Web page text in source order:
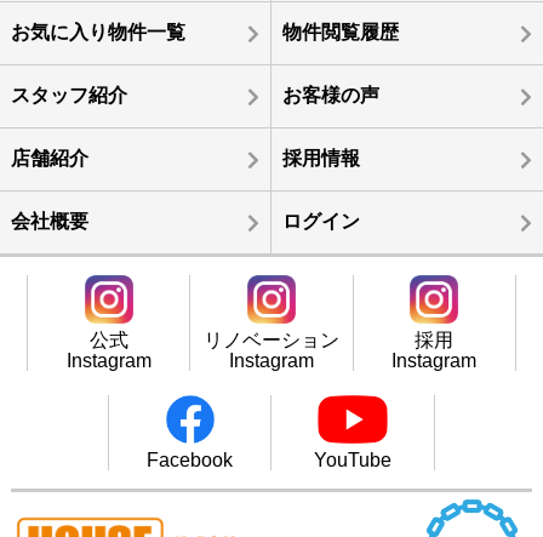
お気に入り物件一覧 物件閲覧履歴
スタッフ紹介 お客様の声
店舗紹介 採用情報
会社概要 ログイン
公式
Instagram
リノベーション
Instagram
採用
Instagram
Facebook YouTube